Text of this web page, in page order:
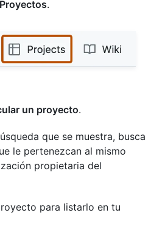
Proyectos.
un proyecto.
que se muestra, busca
le pertenezcan al mismo
propietaria del
para listarlo en tu